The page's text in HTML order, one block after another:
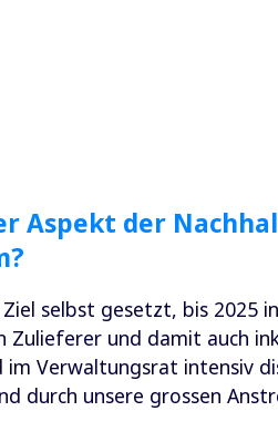
Aspekt der
selbst gesetzt, bis 2025
Zulieferer und damit auch
Verwaltungsrat intensiv
durch unsere grossen